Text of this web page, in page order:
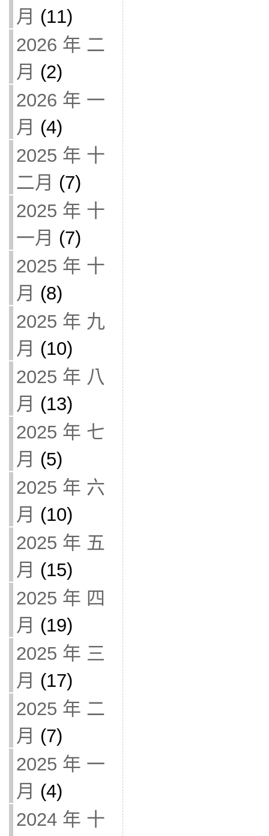
月 (11)
2026 年 二
月 (2)
2026 年 一
月 (4)
2025 年 十
二月 (7)
2025 年 十
一月 (7)
2025 年 十
月 (8)
2025 年 九
月 (10)
2025 年 八
月 (13)
2025 年 七
月 (5)
2025 年 六
月 (10)
2025 年 五
月 (15)
2025 年 四
月 (19)
2025 年 三
月 (17)
2025 年 二
月 (7)
2025 年 一
月 (4)
2024 年 十